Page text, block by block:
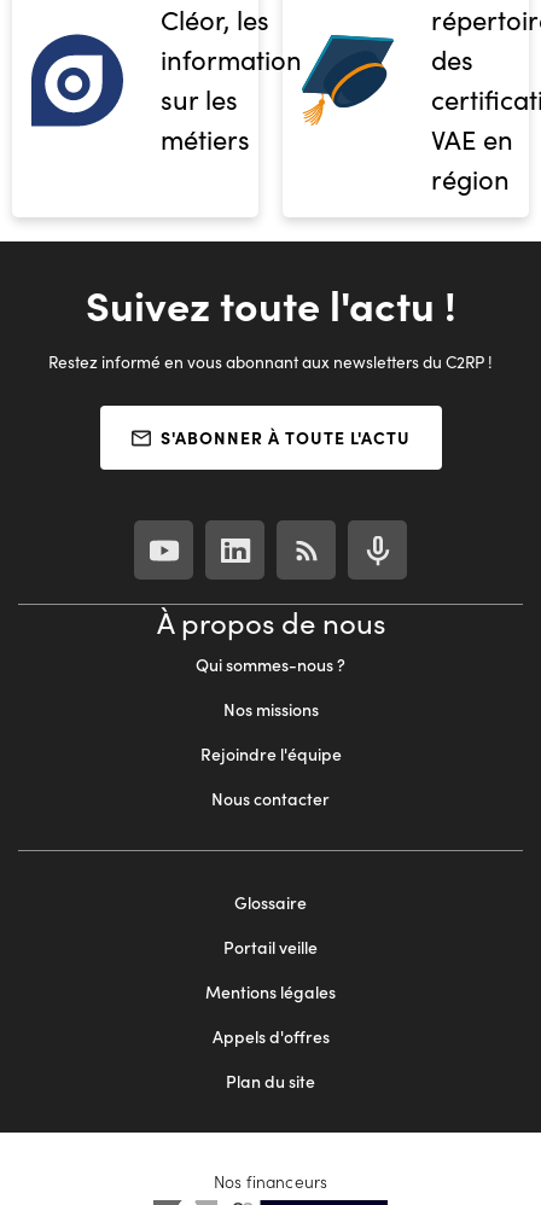
Cléor, les
informations
sur les
métiers
des
VAE en
région
Suivez toute l'actu !
Restez informé en vous abonnant aux newsletters du C2RP !
S'ABONNER À TOUTE L'ACTU
À propos de nous
Qui sommes-nous ?
Nos missions
Rejoindre l'équipe
Nous contacter
Glossaire
Portail veille
Mentions légales
Appels d'offres
Plan du site
Nos financeurs